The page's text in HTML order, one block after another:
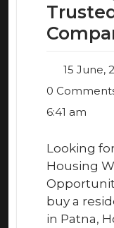
15 June,
0
6:41 am
Looking
Housing
buy a
in Patna,